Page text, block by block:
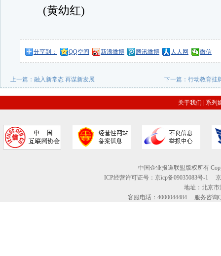
(黄幼红)
分享到： QQ空间 新浪微博 腾讯微博 人人网 微信
上一篇： 融入新常态 再谋新发展 下一篇：行动教育挂
关于我们 系列
中国企业报道联盟版权所有
ICP经营许可证号：京icp备09035083号-1
地址：北京市
客服电话：4000044484 服务咨询